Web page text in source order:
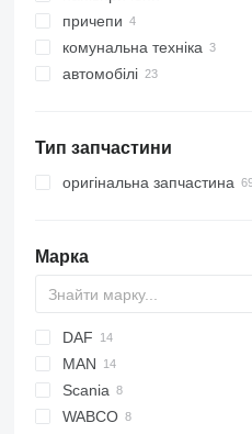
причепи
комунальна техніка
дорожньо-прибиральна
автомобілі
Тип запчастини
оригінальна запчастина
Марка
C-series
DAF
CF
C
MAN
TGA
MRT
Scania
Jimny
Hilux
FH
WABCO